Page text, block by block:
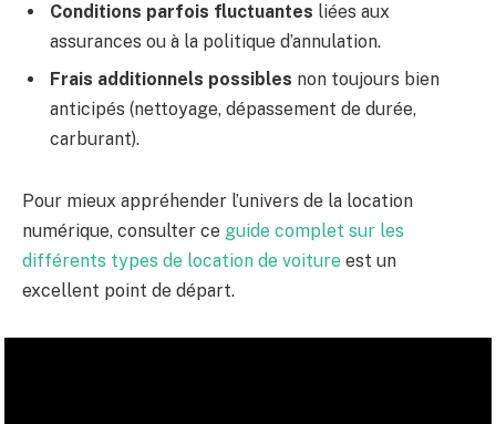
Conditions parfois fluctuantes liées aux
assurances ou à la politique d’annulation.
Frais additionnels possibles non toujours bien
anticipés (nettoyage, dépassement de durée,
carburant).
Pour mieux appréhender l’univers de la location
numérique, consulter ce guide complet sur les
différents types de location de voiture est un
excellent point de départ.